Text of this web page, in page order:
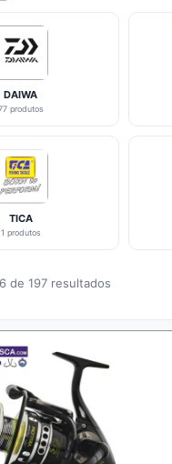
DAIWA
produtos
TICA
1 produtos
de 197 resultados